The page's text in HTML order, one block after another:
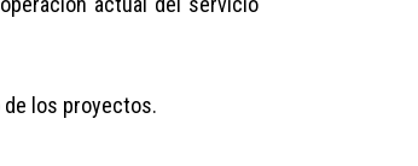
de los proyectos.